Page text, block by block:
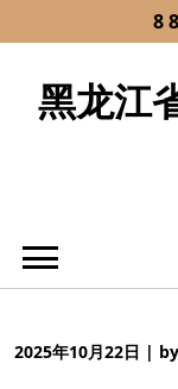
to
8
黑龙江
2025年10月22日 | by